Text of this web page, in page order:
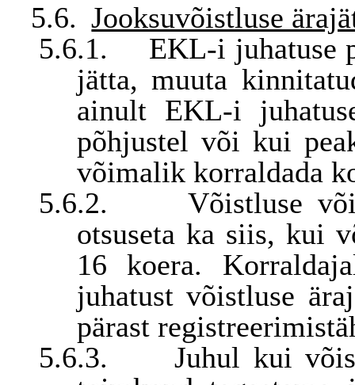
5.6. Jooksuvõistluse
5.6.1.
EKL-i juhatuse
jätta, muuta
ainult EKL-i
põhjustel või kui
võimalik korraldada
5.6.2.
Võistluse
otsuseta ka siis, kui
16 koera.
juhatustvõistluse
pärast
5.6.3.
Juhul kui